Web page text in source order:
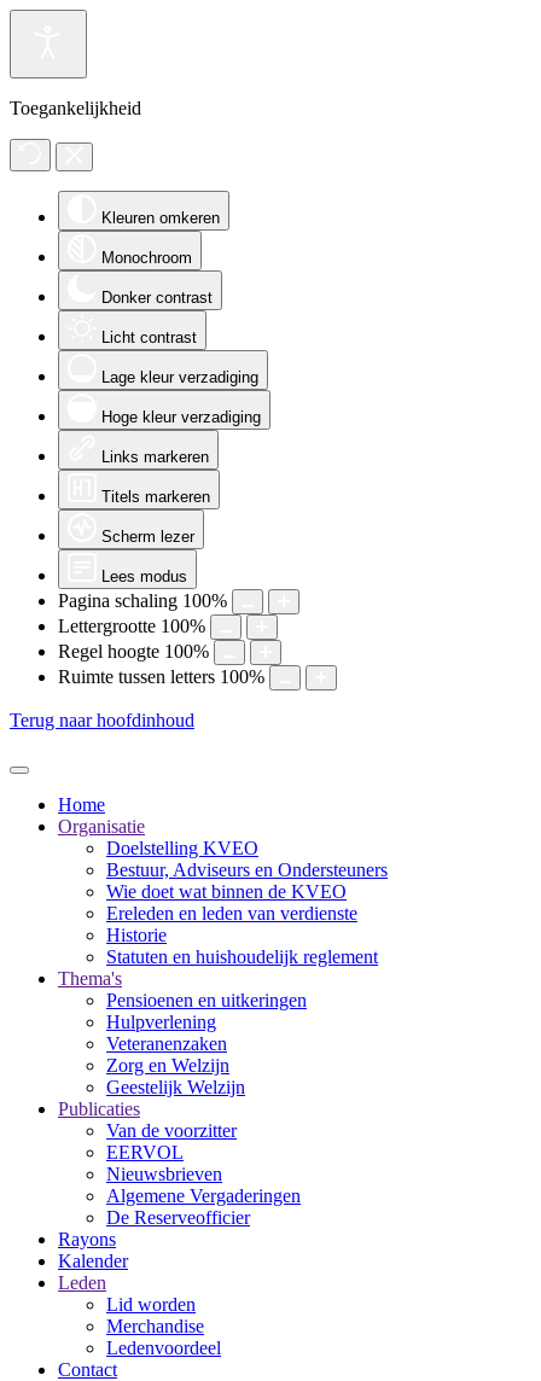
Toegankelijkheid
Kleuren omkeren
Monochroom
Donker contrast
Licht contrast
Lage kleur verzadiging
Hoge kleur verzadiging
Links markeren
Titels markeren
Scherm lezer
Lees modus
Pagina schaling 100%
Lettergrootte 100%
Regel hoogte 100%
Ruimte tussen letters 100%
Terug naar hoofdinhoud
Home
Organisatie
Doelstelling KVEO
Bestuur, Adviseurs en Ondersteuners
Wie doet wat binnen de KVEO
Ereleden en leden van verdienste
Historie
Statuten en huishoudelijk reglement
Thema's
Pensioenen en uitkeringen
Hulpverlening
Veteranenzaken
Zorg en Welzijn
Geestelijk Welzijn
Publicaties
Van de voorzitter
EERVOL
Nieuwsbrieven
Algemene Vergaderingen
De Reserveofficier
Rayons
Kalender
Leden
Lid worden
Merchandise
Ledenvoordeel
Contact